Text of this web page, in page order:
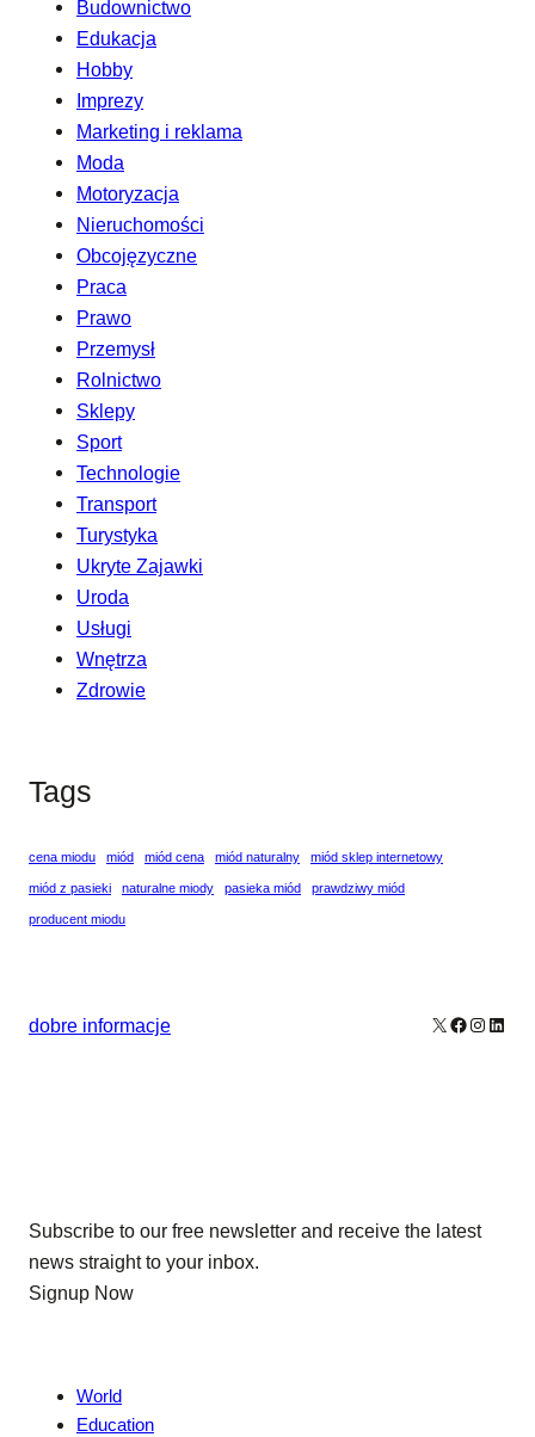
Budownictwo
Edukacja
Hobby
Imprezy
Marketing i reklama
Moda
Motoryzacja
Nieruchomości
Obcojęzyczne
Praca
Prawo
Przemysł
Rolnictwo
Sklepy
Sport
Technologie
Transport
Turystyka
Ukryte Zajawki
Uroda
Usługi
Wnętrza
Zdrowie
Tags
cena miodu miód miód cena miód naturalny miód sklep internetowy
miód z pasieki naturalne miody pasieka miód prawdziwy miód
producent miodu
dobre informacje X Facebook
Subscribe to our free newsletter and receive the latest
news straight to your inbox.
Signup Now
World
Education